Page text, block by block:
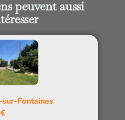
peuvent aussi
Fontaines